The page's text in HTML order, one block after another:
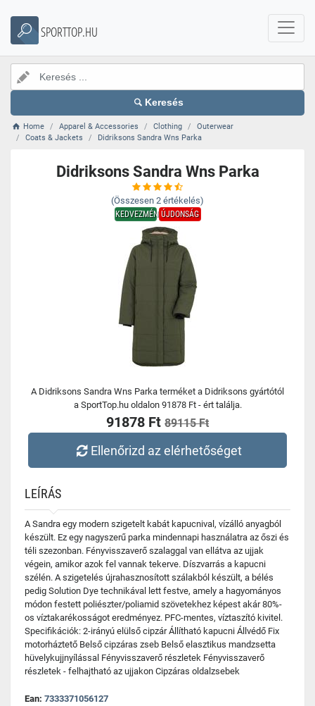
SPORTTOP.HU
Keresés
Home Apparel & Accessories Clothing
Outerwear
Coats & Jackets
Didriksons Sandra Wns Parka
Didriksons Sandra Wns Parka
(Összesen 2 értékelés)
KEDVEZMÉNYÚJDONSÁG
A Didriksons Sandra Wns Parka terméket a Didriksons gyártótól
a SportTop.hu oldalon 91878 Ft - ért találja.
91878 Ft 89115 Ft
Ellenőrizd az elérhetőséget
LEÍRÁS
A Sandra egy modern szigetelt kabát kapucnival, vízálló anyagból
készült. Ez egy nagyszerű parka mindennapi használatra az őszi és
téli szezonban. Fényvisszaverő szalaggal van ellátva az ujjak
végein, amikor azok fel vannak tekerve. Díszvarrás a kapucni
szélén. A szigetelés újrahasznosított szálakból készült, a bélés
pedig Solution Dye technikával lett festve, amely a hagyományos
módon festett poliészter/poliamid szövetekhez képest akár 80%-
os víztakarékosságot eredményez. PFC-mentes, víztaszító kivitel.
Specifikációk: 2-irányú elülső cipzár Állítható kapucni Állvédő Fix
motorháztető Belső cipzáras zseb Belső elasztikus mandzsetta
hüvelykujjnyílással Fényvisszaverő részletek Fényvisszaverő
részletek - felhajtható az ujjakon Cipzáras oldalzsebek
Ean: 7333371056127